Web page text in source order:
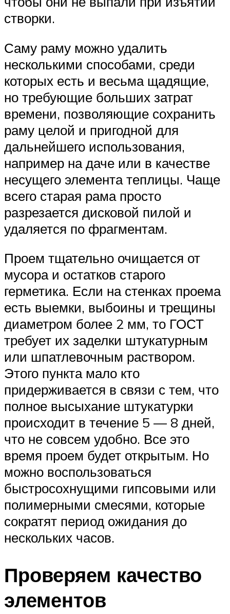
створки.
Саму раму можно удалить
несколькими способами, среди
которых есть и весьма щадящие,
но требующие больших затрат
времени, позволяющие сохранить
раму целой и пригодной для
дальнейшего использования,
например на даче или в качестве
несущего элемента теплицы. Чаще
всего старая рама просто
разрезается дисковой пилой и
удаляется по фрагментам.
Проем тщательно очищается от
мусора и остатков старого
герметика. Если на стенках проема
есть выемки, выбоины и трещины
диаметром более 2 мм, то ГОСТ
требует их заделки штукатурным
или шпатлевочным раствором.
Этого пункта мало кто
придерживается в связи с тем, что
полное высыхание штукатурки
происходит в течение 5 — 8 дней,
что не совсем удобно. Все это
время проем будет открытым. Но
можно воспользоваться
быстросохнущими гипсовыми или
полимерными смесями, которые
сократят период ожидания до
нескольких часов.
Проверяем качество
элементов